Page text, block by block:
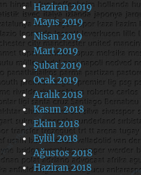
Haziran 2019
Mayıs 2019
Nisan 2019
Mart 2019
Şubat 2019
Ocak 2019
Aralık 2018
Kasım 2018
Ekim 2018
Eylül 2018
Ağustos 2018
Haziran 2018